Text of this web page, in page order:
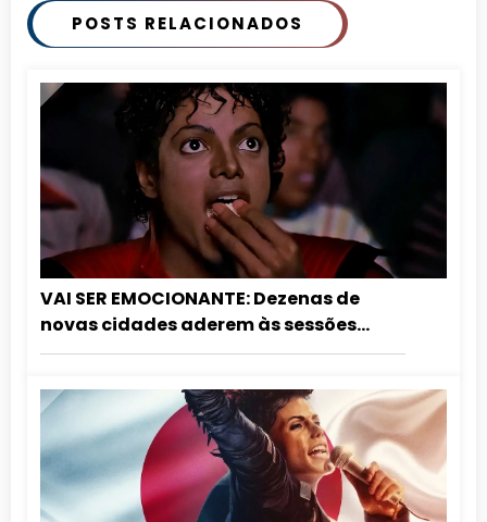
POSTS RELACIONADOS
VAI SER EMOCIONANTE: Dezenas de
novas cidades aderem às sessões
especiais de aniversário do Rei do Pop.